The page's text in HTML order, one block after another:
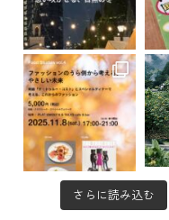
さらに読み込む